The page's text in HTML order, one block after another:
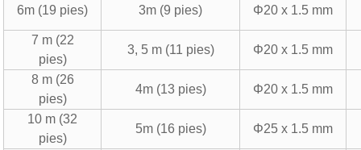
6m (19 pies) 3m (9 pies) Φ20 x 1.5 mm
7 m (22
pies)
3, 5 m (11 pies) Φ20 x 1.5 mm
8 m (26
pies)
4m (13 pies) Φ20 x 1.5 mm
10 m (32
pies)
5m (16 pies) Φ25 x 1.5 mm